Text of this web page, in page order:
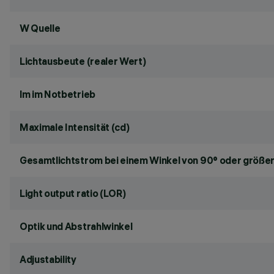
W Quelle
Lichtausbeute (realer Wert)
lm im Notbetrieb
Maximale Intensität (cd)
Gesamtlichtstrom bei einem Winkel von 90° oder
Light output ratio (LOR)
Optik und Abstrahlwinkel
Adjustability